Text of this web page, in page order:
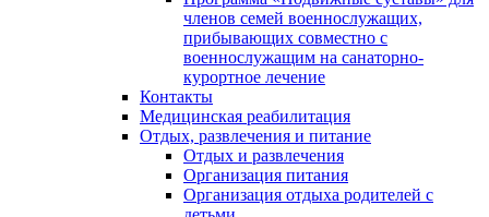
членов семей военнослужащих,
прибывающих совместно с
военнослужащим на санаторно-
курортное лечение
Контакты
Медицинская реабилитация
Отдых, развлечения и питание
Отдых и развлечения
Организация питания
Организация отдыха родителей с